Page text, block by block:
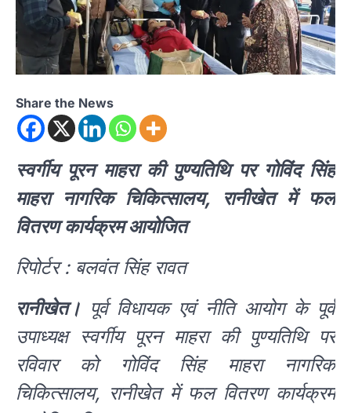
Share the News
स्वर्गीय पूरन माहरा की पुण्यतिथि पर गोविंद सिंह
माहरा नागरिक चिकित्सालय, रानीखेत में फल
वितरण कार्यक्रम आयोजित
रिपोर्टर : बलवंत सिंह रावत
रानीखेत। पूर्व विधायक एवं नीति आयोग के पूर्व
उपाध्यक्ष स्वर्गीय पूरन माहरा की पुण्यतिथि पर
रविवार को गोविंद सिंह माहरा नागरिक
चिकित्सालय, रानीखेत में फल वितरण कार्यक्रम